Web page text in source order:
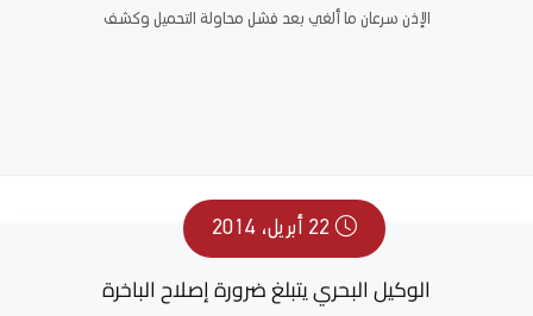
الإذن سرعان ما ألغي بعد فشل محاولة التحميل وكشف
22 أبريل، 2014
الوكيل البحري يتبلغ ضرورة إصلاح الباخرة